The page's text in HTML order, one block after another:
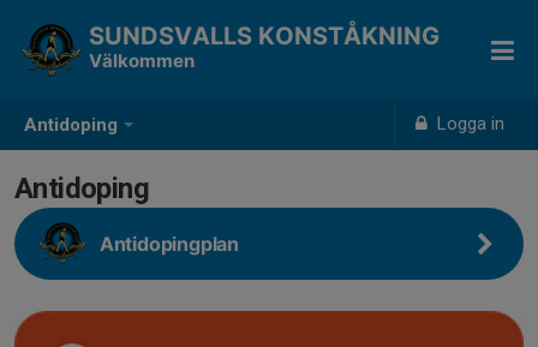
Antidoping Logga in
SUNDSVALLS KONSTÅKNING
Välkommen
Antidoping
Antidopingplan